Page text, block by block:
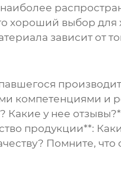
хороший выбор для
зависит от
компетенциями и
у нее
продукции**:
Помните,